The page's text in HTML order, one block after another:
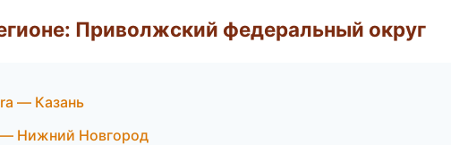
Приволжский федеральный округ
— Казань
— Нижний Новгород